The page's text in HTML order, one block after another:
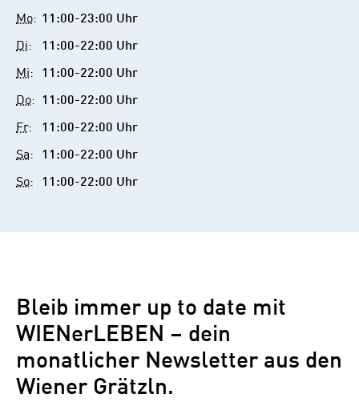
Mo: 11:00-23:00 Uhr
Di: 11:00-22:00 Uhr
Mi: 11:00-22:00 Uhr
Do: 11:00-22:00 Uhr
Fr: 11:00-22:00 Uhr
Sa: 11:00-22:00 Uhr
So: 11:00-22:00 Uhr
Bleib immer up to date mit
WIENerLEBEN – dein
monatlicher Newsletter aus den
Wiener Grätzln.